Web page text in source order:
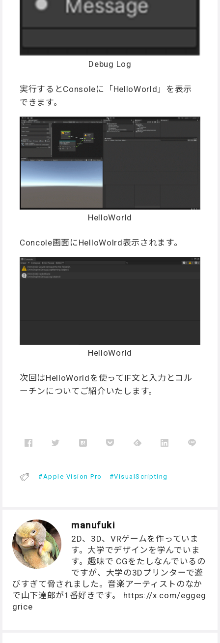
Debug Log
実行するとConsoleに「HelloWorld」を表示
できます。
HelloWorld
Concole画面にHelloWolrd表示されます。
HelloWorld
次回はHelloWorldを使ってIF文と入力とコル
ーチンについてご紹介いたします。
Apple Vision Pro VisualScripting
manufuki
2D、3D、VRゲームを作っていま
す。大学でデザインを学んでいま
す。趣味で CGをたしなんでいるの
ですが、大学の3Dプリンターで遊
びすぎて脅されました。音楽アーティストのなか
で山下達郎が1番好きです。 https://x.com/eggeg
grice